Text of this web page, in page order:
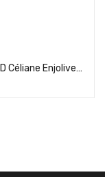
LEGRAND Céliane Enjoliveur prise RJ45 et téléphone titane – 068537